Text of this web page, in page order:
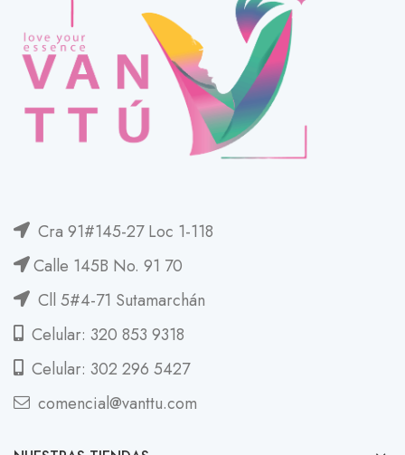
Cra 91#145-27 Loc 1-118
Calle 145B No. 91 70
Cll 5#4-71 Sutamarchán
Celular: 320 853 9318
Celular: 302 296 5427
comencial@vanttu.com